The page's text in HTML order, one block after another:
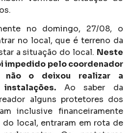
no domingo, 27/08, o
no local, que é terreno da
a situação do local. Neste
impedido pelo coordenador
o deixou realizar a
Ao saber da
alguns protetores dos
inclusive financeiramente
do local, entraram em rota de